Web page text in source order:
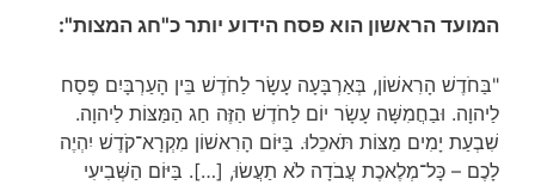
המועד הראשון הוא פסח הידוע יותר כ"חג המצות":
"בַּחֹדֶשׁ הָרִאשׁוֹן, בְּאַרְבָּעָה עָשָׂר לַחֹדֶשׁ בֵּין הָעַרְבָּיִם פֶּסַח
לַיהוָה. וּבַחֲמִשָּׁה עָשָׂר יוֹם לַחֹדֶשׁ הַזֶּה חַג הַמַּצּוֹת לַיהוָה.
שִׁבְעַת יָמִים מַצּוֹת תֹּאכֵלוּ. בַּיּוֹם הָרִאשׁוֹן מִקְרָא־קֹדֶשׁ יִהְיֶה
לָכֶם – כָּל־מְלֶאכֶת עֲבֹדָה לֹא תַעֲשׂוּ, […]. בַּיּוֹם הַשְּׁבִיעִי